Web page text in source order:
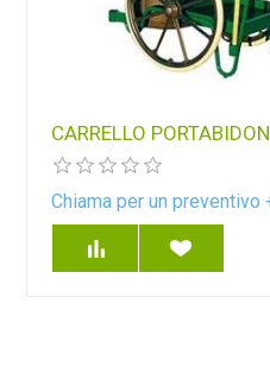
CARRELLO
Chiama per un